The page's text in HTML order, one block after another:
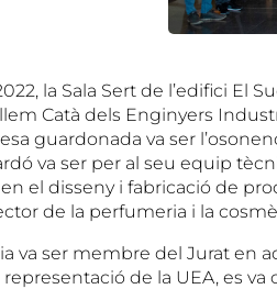
la Sala Sert de l’edifici El
Catà dels Enginyers
guardonada va ser
va ser per al seu equip
el disseny i fabricació de
de la perfumeria i la
va ser membre del Jurat en
de la UEA, es va